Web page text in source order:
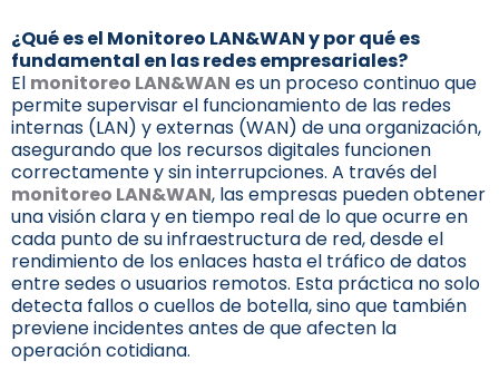
¿Qué es el Monitoreo LAN&WANy por qué es
fundamental en las redes empresariales?
El monitoreo LAN&WAN es un proceso continuo que
permite supervisar el funcionamiento de las redes
internas (LAN) y externas (WAN) de una organización,
asegurando que los recursos digitales funcionen
correctamente y sin interrupciones. A través del
monitoreo LAN&WAN, las empresas pueden obtener
una visión clara y en tiempo real de lo que ocurre en
cada punto de su infraestructura de red, desde el
rendimiento de los enlaces hasta el tráfico de datos
entre sedes o usuarios remotos. Esta práctica no solo
detecta fallos o cuellos de botella, sino que también
previene incidentes antes de que afecten la
operación cotidiana.